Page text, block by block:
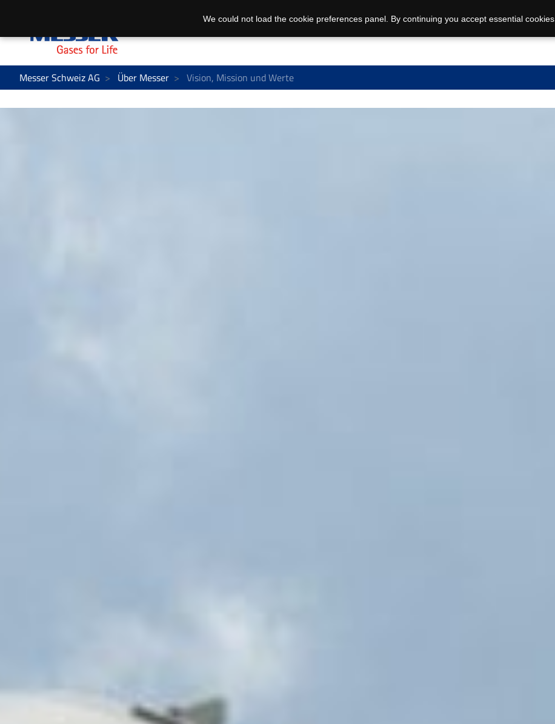
Messer Schweiz AG Über Messer Vision, Mission und Werte
We could not load the cookie preferences panel. By continuing you accept essential cookies.